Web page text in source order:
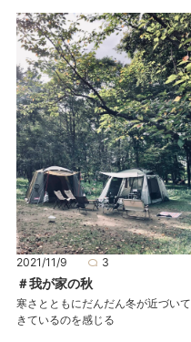
2021/11/9 3
＃我が家の秋
寒さとともにだんだん冬が近づいて
きているのを感じる